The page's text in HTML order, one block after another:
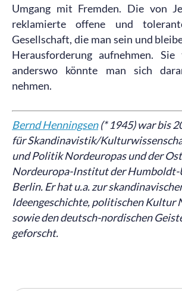
Umgang mit Fremden. Die von
reklamierte offene und
Gesellschaft, die man sein und
Herausforderung aufnehmen.
anderswo könnte man sich
nehmen.
Bernd Henningsen(* 1945) war bis
für Skandinavistik/
und Politik Nordeuropas und der
Nordeuropa-Institut der
Berlin. Er hat u.a. zur
Ideengeschichte, politischen Kultur
sowie den deutsch-nordischen
geforscht.